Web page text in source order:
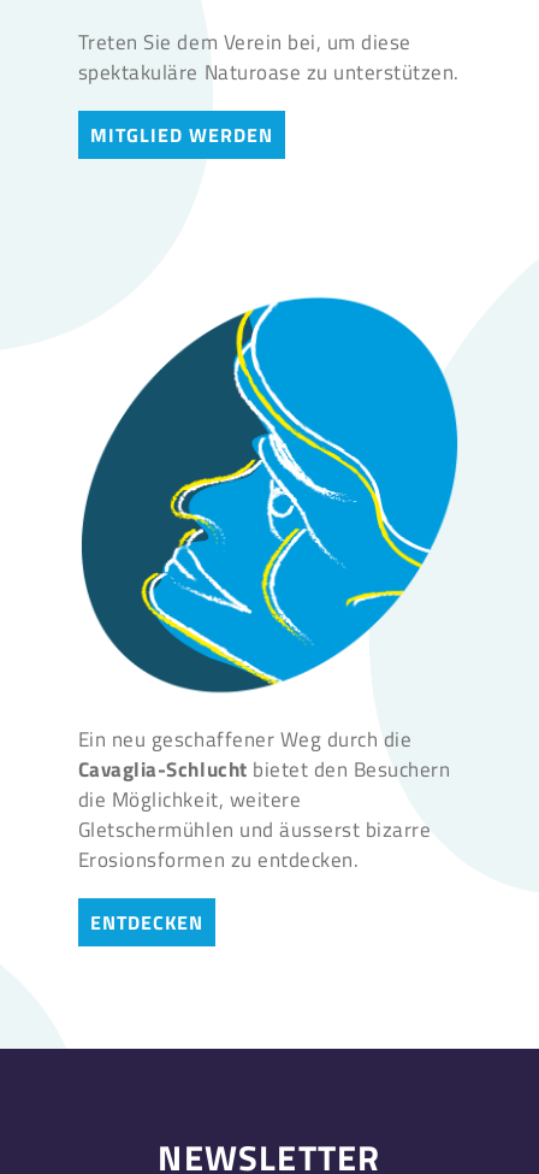
Treten Sie dem Verein bei, um diese
spektakuläre Naturoase zu unterstützen.
MITGLIED WERDEN
Ein neu geschaffener Weg durch die
Cavaglia-Schlucht bietet den Besuchern
die Möglichkeit, weitere
Gletschermühlen und äusserst bizarre
Erosionsformen zu entdecken.
ENTDECKEN
NEWSLETTER